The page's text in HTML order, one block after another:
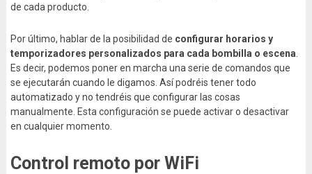
de cada producto.
Por último, hablar de la posibilidad de configurar horarios y
temporizadores personalizados para cada bombilla o escena
Es decir, podemos poner en marcha una serie de comandos que
se ejecutarán cuando le digamos. Así podréis tener todo
automatizado y no tendréis que configurar las cosas
manualmente. Esta configuración se puede activar o desactivar
en cualquier momento.
Control remoto por WiFi